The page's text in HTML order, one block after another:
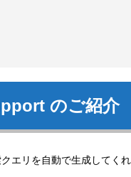
のご紹介
エリを自動で生成してく